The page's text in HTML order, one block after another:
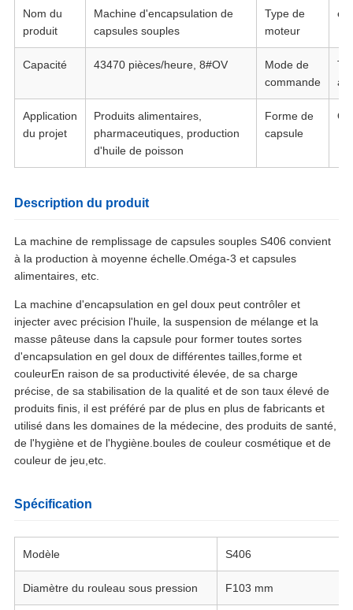
Nom du
produit
Machine d'encapsulation de
capsules souples
Type de
moteur
Capacité 43470 pièces/heure, 8#OV
Mode de
commande
Application
du projet
Produits alimentaires,
pharmaceutiques, production
d'huile de poisson
Forme de
capsule
Description du produit
La machine de remplissage de capsules souples S406 convient
à la production à moyenne échelle.Oméga-3 et capsules
alimentaires, etc.
La machine d'encapsulation en gel doux peut contrôler et
injecter avec précision l'huile, la suspension de mélange et la
masse pâteuse dans la capsule pour former toutes sortes
d'encapsulation en gel doux de différentes tailles,forme et
couleurEn raison de sa productivité élevée, de sa charge
précise, de sa stabilisation de la qualité et de son taux élevé de
produits finis, il est préféré par de plus en plus de fabricants et
utilisé dans les domaines de la médecine, des produits de santé,
de l'hygiène et de l'hygiène.boules de couleur cosmétique et de
couleur de jeu,etc.
Spécification
Modèle S406
Diamètre du rouleau sous pression F103 mm